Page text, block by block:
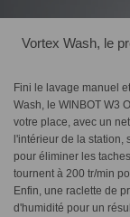
Vortex Wash, le
Fini le lavage manuel
Wash, le WINBOT W3
votre place, avec un
l'intérieur de la station,
pour éliminer les
tournent à 200 tr/min
Enfin, une raclette de
d'humidité pour un